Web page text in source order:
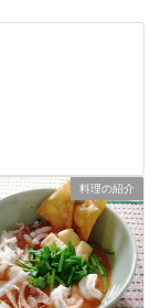
料理の紹介